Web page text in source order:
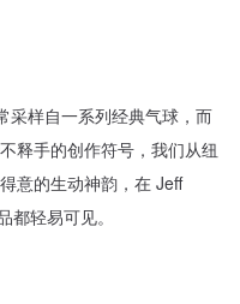
采样自一系列经典气球，而
释手的创作符号，我们从纽
意的生动神韵，在 Jeff
轻易可见。